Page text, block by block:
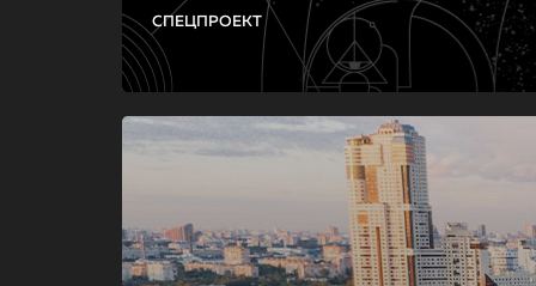
СПЕЦПРОЕКТ